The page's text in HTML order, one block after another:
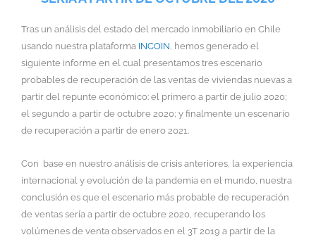
Tras un análisis del estado del mercado inmobiliario en Chile
usando nuestra plataforma INCOIN, hemos generado el
siguiente informe en el cual presentamos tres escenario
probables de recuperación de las ventas de viviendas nuevas a
partir del repunte económico: el primero a partir de julio 2020;
el segundo a partir de octubre 2020; y finalmente un escenario
de recuperación a partir de enero 2021.
Con base en nuestro análisis de crisis anteriores, la experiencia
internacional y evolución de la pandemia en el mundo, nuestra
conclusión es que el escenario más probable de recuperación
de ventas sería a partir de octubre 2020, recuperando los
volúmenes de venta observados en el 3T 2019 a partir de la